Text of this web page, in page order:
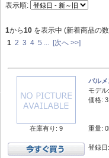
表示順:
1から10 を表示中 (新着商品の
1 2 3 4 5 [次へ >>]
在庫有り: 9
バル
モデル:
価格:
重量:
登録